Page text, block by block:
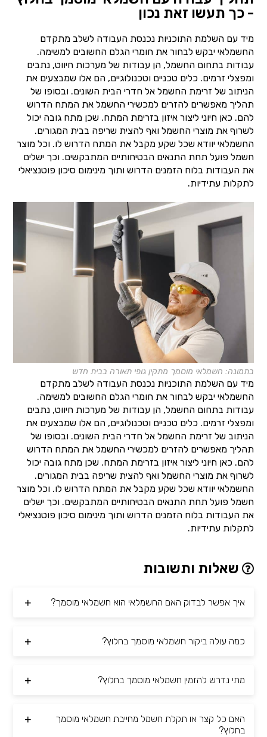
- כך תעשו זאת נכון
מיד עם השלמת התוכניות נכנסת העבודה לשלב מתקדם
החשמלאי יבקש לבחור את חומרי הגלם החשובים למשימה.
עבודות בתחום החשמל, הן עבודות של מערכות חיווט, נתבים
ומפצלי זרמים. כלים טכניים וטכנולוגיים, הם אלו שמבצעים את
הניתוב של זרימת החשמל אל חדרי הבית השונים. ובסופו של
תהליך מאפשרים להזרים למכשירי החשמל את המתח הדרוש
להם. כאן חיוני ליצור איזון בזרימת המתח. שכן מתח גובה יכול
לשרוף את מוצרי החשמל ואף להצית שריפה בבית המגורים.
החשמלאי יוודא שכל שקע מקבל את המתח הדרוש לו. וכל מוצר
חשמל פועל תחת התנאים הבטיחותיים המתבקשים. וכך ישלים
את העבודות בלוח הזמנים הדרוש ותוך מינימום סיכון פוטנציאלי
לתקלות עתידיות.
בתמונה: חשמלאי מוסמך מתקין גופי תאורה בבית חדש
מיד עם השלמת התוכניות נכנסת העבודה לשלב מתקדם
החשמלאי יבקש לבחור את חומרי הגלם החשובים למשימה.
עבודות בתחום החשמל, הן עבודות של מערכות חיווט, נתבים
ומפצלי זרמים. כלים טכניים וטכנולוגיים, הם אלו שמבצעים את
הניתוב של זרימת החשמל אל חדרי הבית השונים. ובסופו של
תהליך מאפשרים להזרים למכשירי החשמל את המתח הדרוש
להם. כאן חיוני ליצור איזון בזרימת המתח. שכן מתח גובה יכול
לשרוף את מוצרי החשמל ואף להצית שריפה בבית המגורים.
החשמלאי יוודא שכל שקע מקבל את המתח הדרוש לו. וכל מוצר
חשמל פועל תחת התנאים הבטיחותיים המתבקשים. וכך ישלים
את העבודות בלוח הזמנים הדרוש ותוך מינימום סיכון פוטנציאלי
לתקלות עתידיות.
שאלות ותשובות
איך אפשר לבדוק האם החשמלאי הוא חשמלאי מוסמך?
כמה עולה ביקור חשמלאי מוסמך בחלוץ?
מתי נדרש להזמין חשמלאי מוסמך בחלוץ?
האם כל קצר או תקלת חשמל מחייבת חשמלאי מוסמך
בחלוץ?